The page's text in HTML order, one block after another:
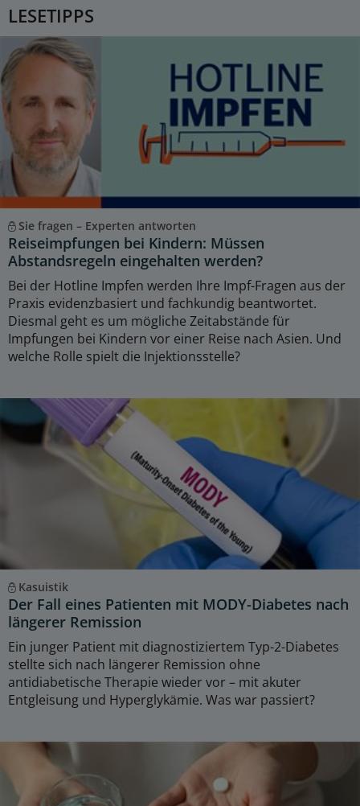
LESETIPPS
Sie fragen – Experten antworten
Reiseimpfungen bei Kindern: Müssen
Abstandsregeln eingehalten werden?
Bei der Hotline Impfen werden Ihre Impf-Fragen aus der
Praxis evidenzbasiert und fachkundig beantwortet.
Diesmal geht es um mögliche Zeitabstände für
Impfungen bei Kindern vor einer Reise nach Asien. Und
welche Rolle spielt die Injektionsstelle?
Kasuistik
Der Fall eines Patienten mit MODY-Diabetes nach
längerer Remission
Ein junger Patient mit diagnostiziertem Typ-2-Diabetes
stellte sich nach längerer Remission ohne
antidiabetische Therapie wieder vor – mit akuter
Entgleisung und Hyperglykämie. Was war passiert?